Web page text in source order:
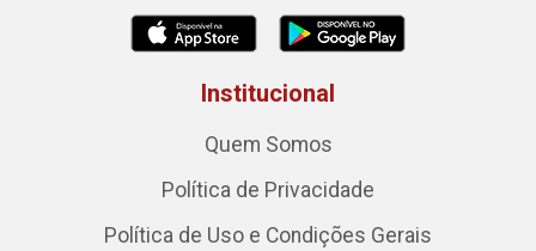
Institucional
Quem Somos
Política de Privacidade
Política de Uso e Condições Gerais